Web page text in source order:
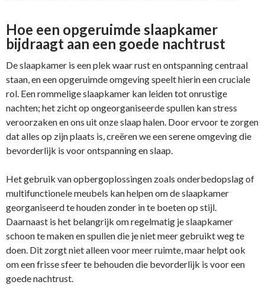
Hoe een opgeruimde slaapkamer
bijdraagt aan een goede nachtrust
De slaapkamer is een plek waar rust en ontspanning centraal
staan, en een opgeruimde omgeving speelt hierin een cruciale
rol. Een rommelige slaapkamer kan leiden tot onrustige
nachten; het zicht op ongeorganiseerde spullen kan stress
veroorzaken en ons uit onze slaap halen. Door ervoor te zorgen
dat alles op zijn plaats is, creëren we een serene omgeving die
bevorderlijk is voor ontspanning en slaap.
Het gebruik van opbergoplossingen zoals onderbedopslag of
multifunctionele meubels kan helpen om de slaapkamer
georganiseerd te houden zonder in te boeten op stijl.
Daarnaast is het belangrijk om regelmatig je slaapkamer
schoon te maken en spullen die je niet meer gebruikt weg te
doen. Dit zorgt niet alleen voor meer ruimte, maar helpt ook
om een frisse sfeer te behouden die bevorderlijk is voor een
goede nachtrust.